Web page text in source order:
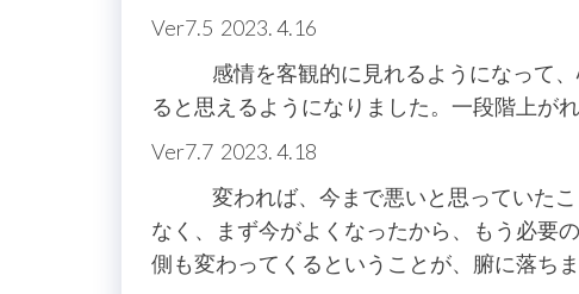
Ver7.5 2023. 4.16
感情を客観的に見れるようになって、
ると思えるようになりました。一段階上がれ
Ver7.7 2023. 4.18
変われば、今まで悪いと思っていたこ
なく、まず今がよくなったから、もう必要
側も変わってくるということが、腑に落ちま